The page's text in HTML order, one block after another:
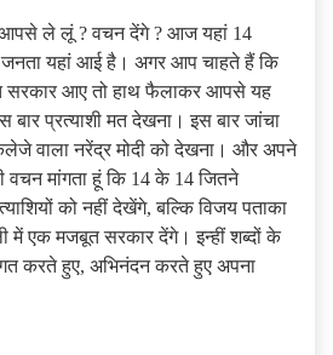
आपसे ले लूं ? वचन देंगे ? आज यहां 14
जनता यहां आई है। अगर आप चाहते हैं कि
सरकार आए तो हाथ फैलाकर आपसे यह
प्रत्याशी मत देखना। इस बार जांचा
वाला नरेंद्र मोदी को देखना। और अपने
मांगता हूं कि 14 के 14 जितने
को नहीं देखेंगे, बल्कि विजय पताका
में एक मजबूत सरकार देंगे। इन्हीं शब्दों के
करते हुए, अभिनंदन करते हुए अपना